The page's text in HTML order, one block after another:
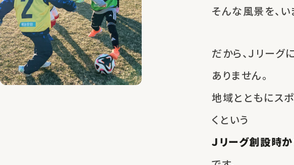
そんな風景を、い
だから、Ｊリーグ
ありません。
地域とともにス
くという
Ｊリーグ創設時